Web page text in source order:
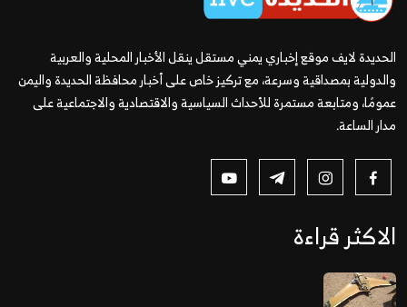
الحديدة لايف موقع إخباري يمني مستقل ينقل الأخبار المحلية والعربية
والدولية بمصداقية وسرعة، مع تركيز خاص على أخبار محافظة الحديدة واليمن
عمومًا، ومتابعة مستمرة للأحداث السياسية والاقتصادية والاجتماعية على
مدار الساعة.
الاكثر قراءة